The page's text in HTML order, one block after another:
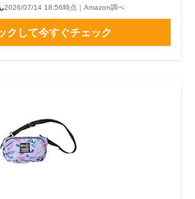
2026/07/14 18:56時点｜Amazon調べ
クして今すぐチェック